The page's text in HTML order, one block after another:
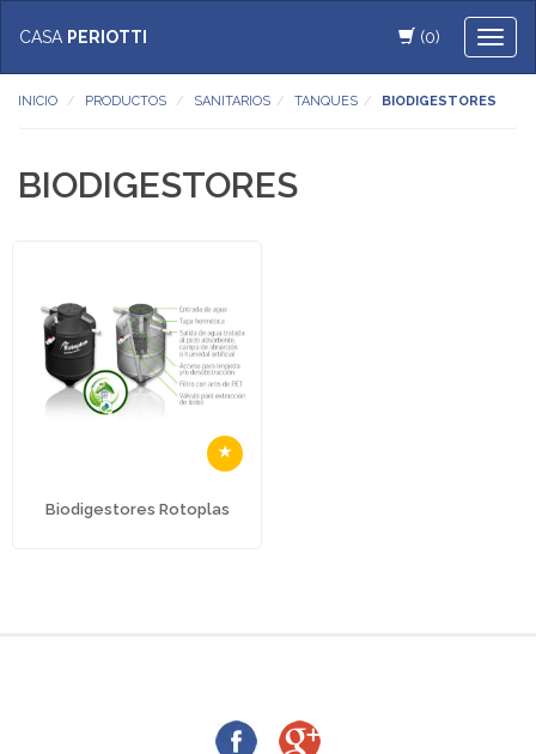
CASA PERIOTTI (0)
INICIO PRODUCTOS SANITARIOS TANQUES BIODIGESTORES
BIODIGESTORES
Biodigestores Rotoplas